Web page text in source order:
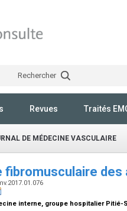
Rechercher
Revues Traités
DE MÉDECINE VASCULAIRE
fibromusculaire
interne, groupe hospitalier Pitié-